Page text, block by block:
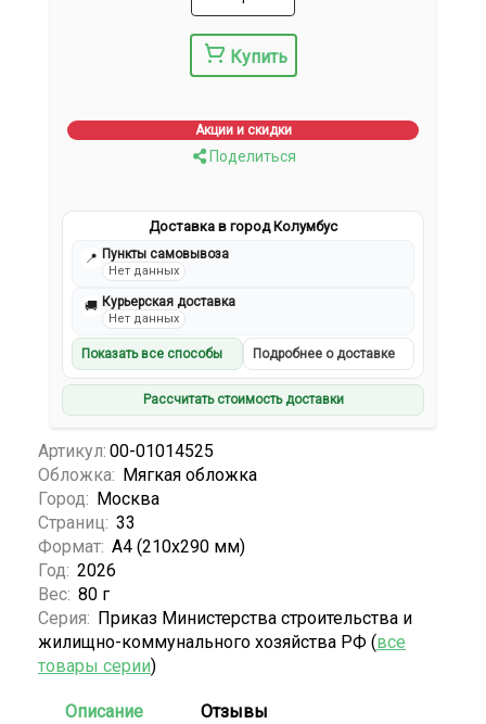
Купить
Акции и скидки
Поделиться
Доставка в город Колумбус
📍 Пункты самовывоза
Нет данных
🚚 Курьерская доставка
Нет данных
Показать все способы Подробнее о доставке
Рассчитать стоимость доставки
Артикул: 00-01014525
Обложка: Мягкая обложка
Город: Москва
Страниц: 33
Формат: А4 (210x290 мм)
Год: 2026
Вес: 80 г
Серия: Приказ Министерства строительства и
жилищно-коммунального хозяйства РФ (все
товары серии)
Описание Отзывы